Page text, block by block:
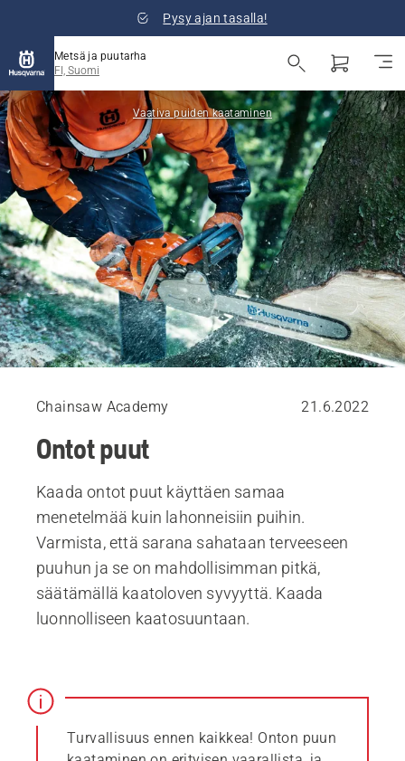
Pysy ajan tasalla!
Metsä ja puutarha
FI, Suomi
Vaativa puiden kaataminen
Chainsaw Academy 21.6.2022
Ontot puut
Kaada ontot puut käyttäen samaa
menetelmää kuin lahonneisiin puihin.
Varmista, että sarana sahataan terveeseen
puuhun ja se on mahdollisimman pitkä,
säätämällä kaatoloven syvyyttä. Kaada
luonnolliseen kaatosuuntaan.
Turvallisuus ennen kaikkea! Onton puun